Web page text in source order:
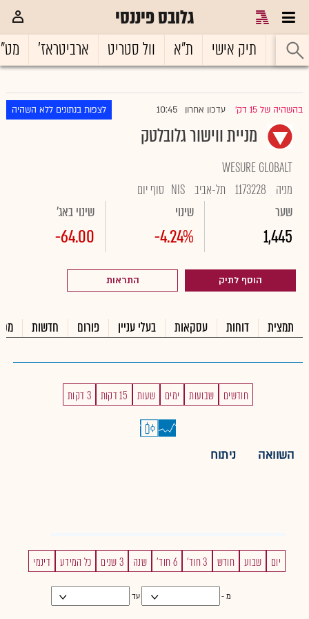
גלובס פיננסי
ראשי תיק אישי ת"א וול סטריט ארביטראז'
בהשהיה של 15 דק' עדכון אחרון 10:45 לצפות בנתונים ללא השהיה
מניית ווישור גלובלטק
WESURE GLOBALT
מניה
1173228 תל-אביב NIS סוף יום
שער
1,445
שינוי
-4.24%
שינוי באג'
-64.00
הוסף לתיק התראות
תמצית דוחות עסקאות בעלי עניין פורום חדשות
חודשים שבועות ימים שעות 15 דקות 3 דקות
השוואה ניתוח
יום שבוע חודש 3 חוד' 6 חוד' שנה 3 שנים כל המידע דינמי
מ - עד